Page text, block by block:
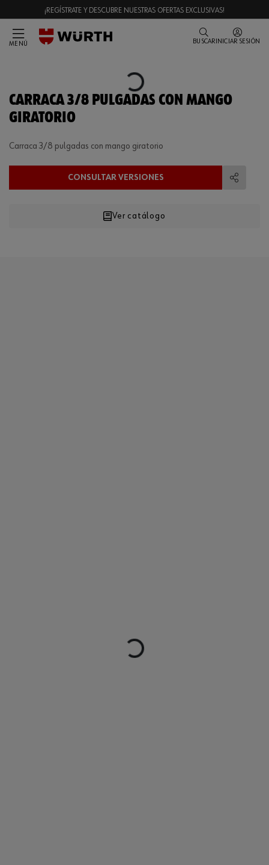
¡REGÍSTRATE Y DESCUBRE NUESTRAS OFERTAS EXCLUSIVAS!
MENÚ BUSCAR INICIAR SESIÓN
Loading...
CARRACA 3/8 PULGADAS CON MANGO
GIRATORIO
Carraca 3/8 pulgadas con mango giratorio
CONSULTAR VERSIONES
Ver catálogo